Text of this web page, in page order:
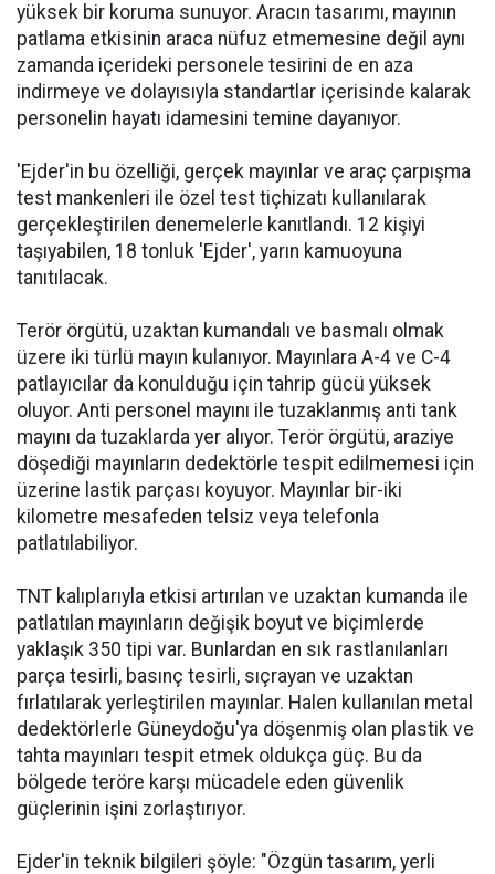
yüksek bir koruma sunuyor. Aracın tasarımı, mayının
patlama etkisinin araca nüfuz etmemesine değil aynı
zamanda içerideki personele tesirini de en aza
indirmeye ve dolayısıyla standartlar içerisinde kalarak
personelin hayatı idamesini temine dayanıyor.
'Ejder'in bu özelliği, gerçek mayınlar ve araç çarpışma
test mankenleri ile özel test tiçhizatı kullanılarak
gerçekleştirilen denemelerle kanıtlandı. 12 kişiyi
taşıyabilen, 18 tonluk 'Ejder', yarın kamuoyuna
tanıtılacak.
Terör örgütü, uzaktan kumandalı ve basmalı olmak
üzere iki türlü mayın kulanıyor. Mayınlara A-4 ve C-4
patlayıcılar da konulduğu için tahrip gücü yüksek
oluyor. Anti personel mayını ile tuzaklanmış anti tank
mayını da tuzaklarda yer alıyor. Terör örgütü, araziye
döşediği mayınların dedektörle tespit edilmemesi için
üzerine lastik parçası koyuyor. Mayınlar bir-iki
kilometre mesafeden telsiz veya telefonla
patlatılabiliyor.
TNT kalıplarıyla etkisi artırılan ve uzaktan kumanda ile
patlatılan mayınların değişik boyut ve biçimlerde
yaklaşık 350 tipi var. Bunlardan en sık rastlanılanları
parça tesirli, basınç tesirli, sıçrayan ve uzaktan
fırlatılarak yerleştirilen mayınlar. Halen kullanılan metal
dedektörlerle Güneydoğu'ya döşenmiş olan plastik ve
tahta mayınları tespit etmek oldukça güç. Bu da
bölgede teröre karşı mücadele eden güvenlik
güçlerinin işini zorlaştırıyor.
Ejder'in teknik bilgileri şöyle: "Özgün tasarım, yerli